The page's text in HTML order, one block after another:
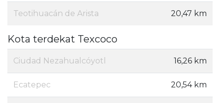
Teotihuacán de Arista 20,47 km
Kota terdekat Texcoco
Ciudad Nezahualcóyotl 16,26 km
Ecatepec 20,54 km